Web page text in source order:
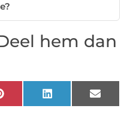
hem dan
Pinterest LinkedIn Email